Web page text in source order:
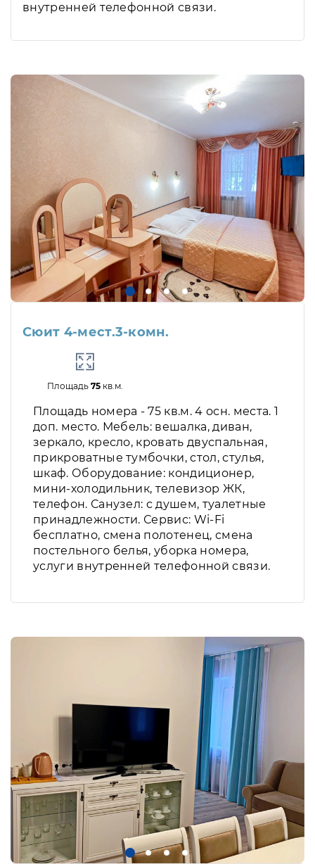
внутренней телефонной связи.
Сюит 4-мест.3-комн.
Площадь 75кв.м.
Площадь номера - 75 кв.м. 4 осн. места. 1
доп. место. Мебель: вешалка, диван,
зеркало, кресло, кровать двуспальная,
прикроватные тумбочки, стол, стулья,
шкаф. Оборудование: кондиционер,
мини-холодильник, телевизор ЖК,
телефон. Санузел: с душем, туалетные
принадлежности. Сервис: Wi-Fi
бесплатно, смена полотенец, смена
постельного белья, уборка номера,
услуги внутренней телефонной связи.